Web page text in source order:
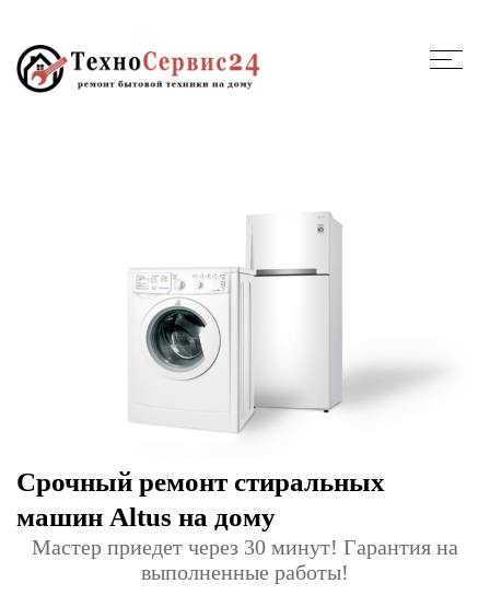
Срочный ремонт стиральных
машин Altus на дому
Мастер приедет через 30 минут! Гарантия на